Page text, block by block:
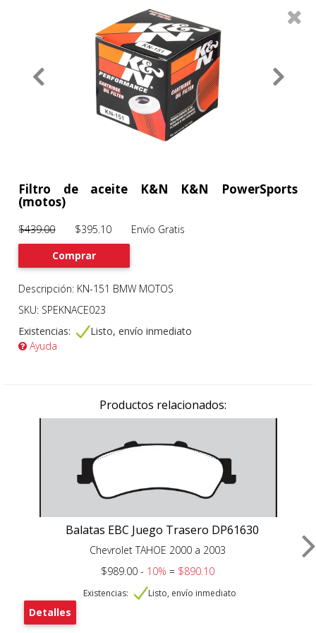
Filtros 0
Previous
Filtro de aceite K&N K&N PowerSports
(motos)
$439.00$395.10 Envío Gratis
Comprar
Descripción: KN-151 BMW MOTOS
SKU: SPEKNACE023
Existencias:
Listo, envío inmediato
Ayuda
Productos relacionados:
Balatas EBC Juego Trasero DP61630
Chevrolet TAHOE 2000 a 2003
$989.00 - 10%= $890.10
Existencias: Listo, envío inmediato
Detalles